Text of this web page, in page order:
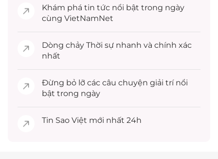
Khám phá tin tức nổi bật trong ngày
cùng VietNamNet
Dòng chảy Thời sự nhanh và chính xác
nhất
Đừng bỏ lỡ các câu chuyện giải trínổi
bật trong ngày
Tin Sao Việt mới nhất 24h